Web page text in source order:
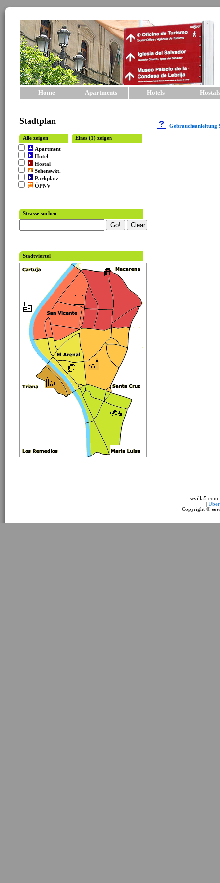
Home Apartments Hotels Hostals
Stadtplan
Gebrauchsanleitung
Alle zeigen
Eines (1) zeigen
Apartment
Hotel
Hostal
Sehenswkt.
Parkplatz
ÖPNV
Strasse suchen
Stadtviertel
Copyright ©